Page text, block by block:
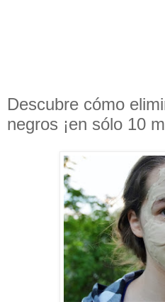
Descubre cómo
negros ¡en sólo 10